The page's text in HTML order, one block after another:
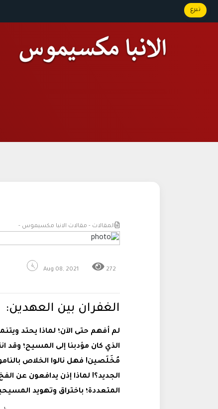
تبرع
المقالات - مقالات الانبا مكسيموس -
Aug 08, 2021 272
الغفران بين العهدين:
لم أفهم حتى الآن؛ لماذا يحتد
الذي كان مؤدبنا إلى المسيح؛ وقد
مُخَلَصين! فهل نالوا الخلاص
الجديد؟! لماذا إذن يدافعون عن
المتعددة؛ باختراق وتهويد